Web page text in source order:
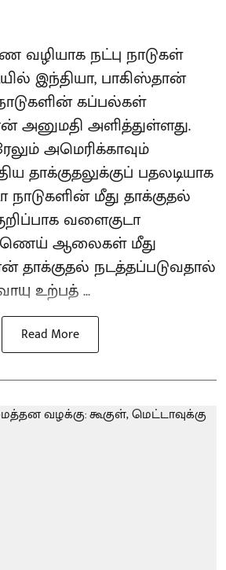
வழியாக நட்பு நாடுகள்
இந்தியா, பாகிஸ்தான்
கப்பல்கள்
அனுமதி அளித்துள்ளது.
அமெரிக்காவும்
தாக்குதலுக்குப் பதலடியாக
மீது தாக்குதல்
வளைகுடா
ஆலைகள் மீது
தாக்குதல் நடத்தப்படுவதால்
உற்பத் ...
Read More